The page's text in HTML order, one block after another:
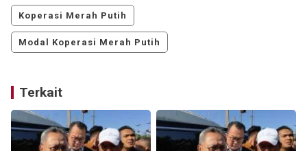
Koperasi Merah Putih
Modal Koperasi Merah Putih
Terkait